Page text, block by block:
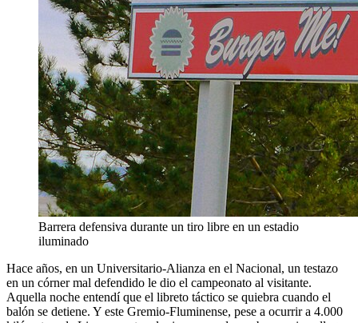
Barrera defensiva durante un tiro libre en un estadio
iluminado
Hace años, en un Universitario-Alianza en el Nacional, un testazo
en un córner mal defendido le dio el campeonato al visitante.
Aquella noche entendí que el libreto táctico se quiebra cuando el
balón se detiene. Y este Gremio-Fluminense, pese a ocurrir a 4.000